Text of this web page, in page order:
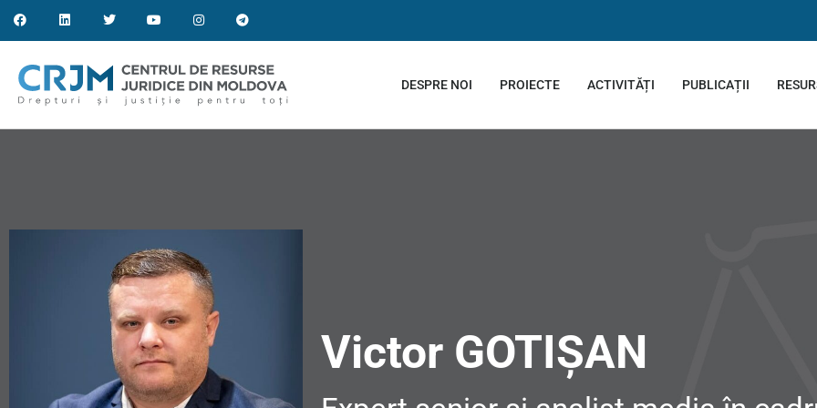
DESPRE NOI PROIECTE ACTIVITĂȚI PUBLICAȚII
Victor GOTIȘAN